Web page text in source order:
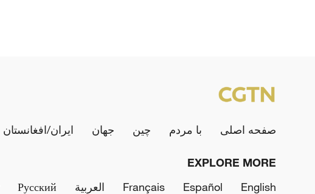
صفحه اصلی با مردم چین جهان ایران/افغانستان
EXPLORE MORE
English
Español
Français العربية Русский